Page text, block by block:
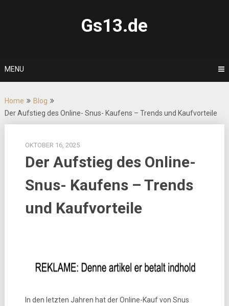
Gs13.de
MENU
Home
Blog
Der Aufstieg des Online- Snus- Kaufens – Trends und Kaufvorteile
OKTOBER 16, 2025
Der Aufstieg des Online-
Snus- Kaufens – Trends
und Kaufvorteile
In den letzten Jahren hat der Online-Kauf von Snus